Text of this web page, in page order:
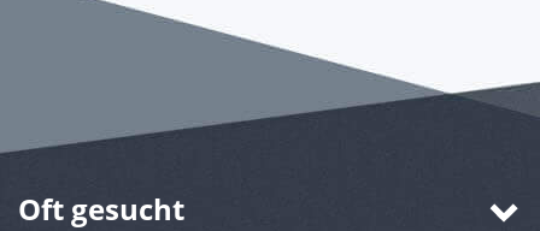
Oft gesucht